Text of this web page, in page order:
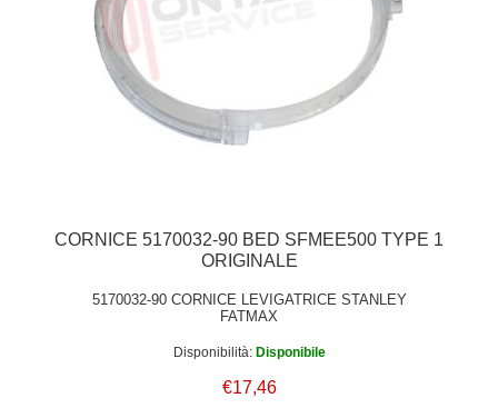
CORNICE 5170032-90 BED SFMEE500 TYPE 1
ORIGINALE
5170032-90 CORNICE LEVIGATRICE STANLEY
FATMAX
Disponibilità: Disponibile
€17,46